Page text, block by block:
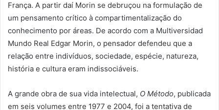
França. A partir daí Morin se debruçou na formulação de
um pensamento crítico à compartimentalização do
conhecimento por áreas. De acordo com a Multiversidad
Mundo Real Edgar Morin, o pensador defendeu que a
relação entre indivíduos, sociedade, espécie, natureza,
história e cultura eram indissociáveis.
A grande obra de sua vida intelectual, O Método, publicada
em seis volumes entre 1977 e 2004, foi a tentativa de